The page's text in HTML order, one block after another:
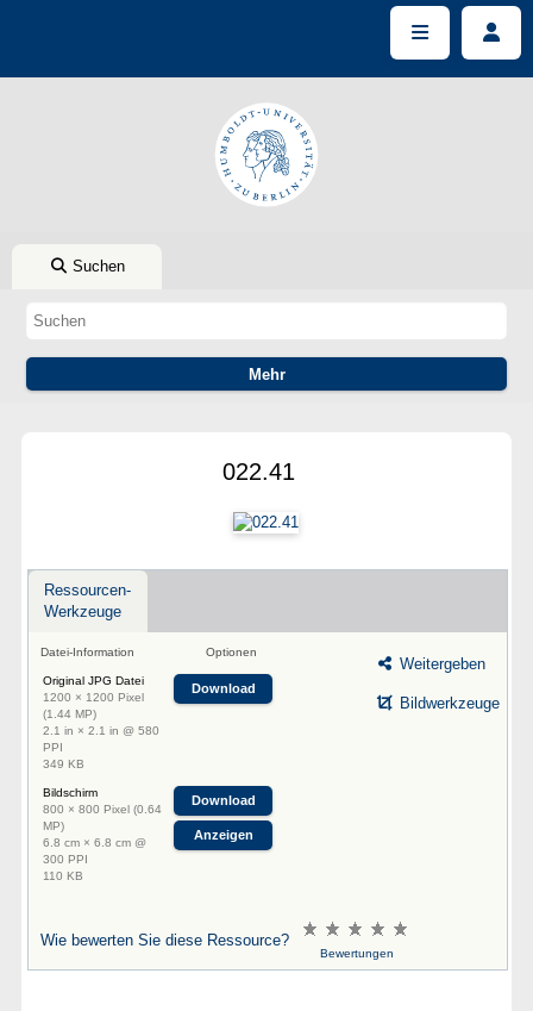
Suchen
022.41
Ressourcen-
Werkzeuge
Datei-Information Optionen
Original JPG Datei
1200 × 1200 Pixel
(1.44 MP)
2.1 in × 2.1 in @ 580
PPI
349 KB
Download
Bildschirm
800 × 800 Pixel (0.64
MP)
6.8 cm × 6.8 cm @
300 PPI
110 KB
Download
Anzeigen
Weitergeben
Bildwerkzeuge
Wie bewerten Sie diese Ressource?
Bewertungen